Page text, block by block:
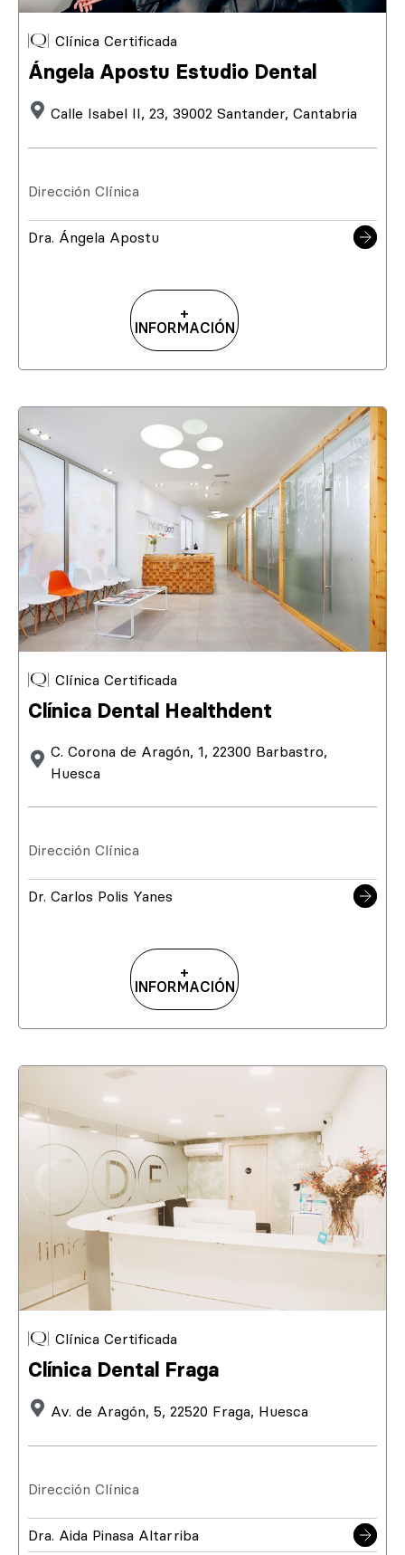
Clínica Certificada
Ángela Apostu Estudio Dental
Calle Isabel II, 23, 39002 Santander, Cantabria
Dirección Clínica
Dra. Ángela Apostu
+
INFORMACIÓN
Clínica Certificada
Clínica Dental Healthdent
C. Corona de Aragón, 1, 22300 Barbastro,
Huesca
Dirección Clínica
Dr. Carlos Polis Yanes
+
INFORMACIÓN
Clínica Certificada
Clínica Dental Fraga
Av. de Aragón, 5, 22520 Fraga, Huesca
Dirección Clínica
Dra. Aida Pinasa Altarriba